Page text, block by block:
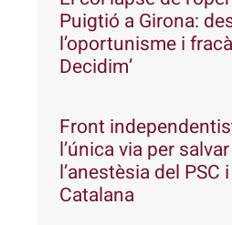
Puigtió a Girona:
l’oportunisme i
Decidim’
Front
l’única via per
l’anestèsia del PSC
Catalana